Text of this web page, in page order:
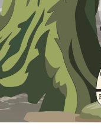
Play
00:00